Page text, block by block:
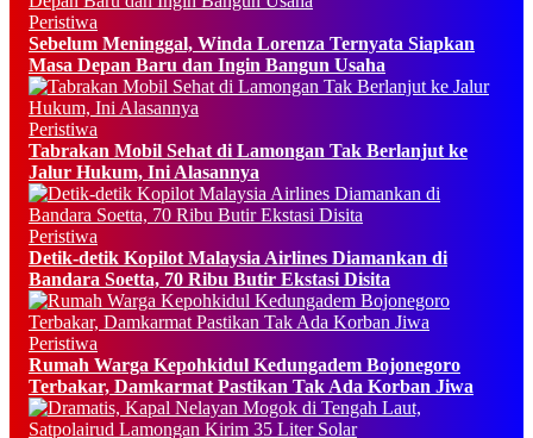
Peristiwa
Sebelum Meninggal, Winda Lorenza Ternyata Siapkan
Masa Depan Baru dan Ingin Bangun Usaha
Peristiwa
Tabrakan Mobil Sehat di Lamongan Tak Berlanjut ke
Jalur Hukum, Ini Alasannya
Peristiwa
Detik-detik Kopilot Malaysia Airlines Diamankan di
Bandara Soetta, 70 Ribu Butir Ekstasi Disita
Peristiwa
Rumah Warga Kepohkidul Kedungadem Bojonegoro
Terbakar, Damkarmat Pastikan Tak Ada Korban Jiwa